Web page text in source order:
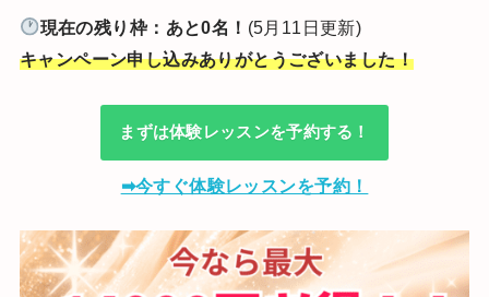
現在の残り枠：あと0名！ (5月11日更新)
キャンペーン申し込みありがとうございました！
まずは体験レッスンを予約する！
➡今すぐ体験レッスンを予約！